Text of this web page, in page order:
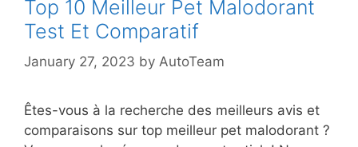
Top 10 Meilleur Pet Malodorant
Test Et Comparatif
January 27, 2023 by AutoTeam
Êtes-vous à la recherche des meilleurs avis et
comparaisons sur top meilleur pet malodorant ?